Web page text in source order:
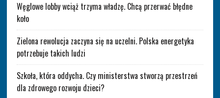
Węglowe lobby wciąż trzyma władzę. Chcą przerwać błędne
koło
Zielona rewolucja zaczyna się na uczelni. Polska energetyka
potrzebuje takich ludzi
Szkoła, która oddycha. Czy ministerstwa stworzą przestrzeń
dla zdrowego rozwoju dzieci?